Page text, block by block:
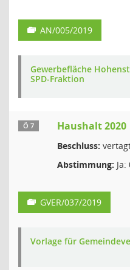
AN/005/2019
Gewerbefläche
SPD-Fraktion
Ö 7 Haushalt 2020
Beschluss:
Abstimmung:
GVER/037/2019
Vorlage für